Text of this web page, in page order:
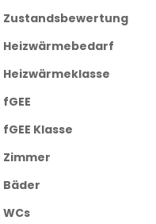
Zustandsbewertung
Heizwärmebedarf
Heizwärmeklasse
fGEE
fGEE Klasse
Zimmer
Bäder
WCs